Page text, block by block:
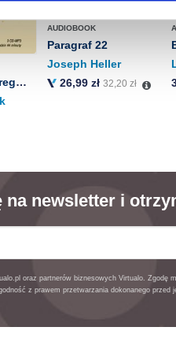
w naszejPolityce
Przygody dobrego wojaka Szwejka
AUDIOBOOK
Paragraf 22
Joseph Heller
26,99 zł32,20 zł
na newsletter i
oraz partnerów biznesowych Virtualo. Zgodę
z prawem przetwarzania dokonanego przed